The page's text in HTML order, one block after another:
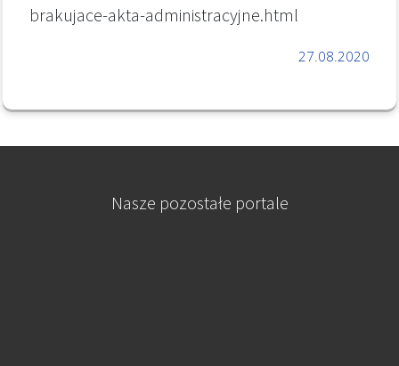
brakujace-akta-administracyjne.html
27.08.2020
Nasze pozostałe portale